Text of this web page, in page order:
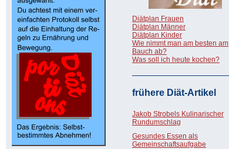
Diätplan Frauen
Diätplan Männer
Diätplan Kinder
Wie nimmt man am besten am
Bauch ab?
Was soll ich heute kochen?
frühere Diät-Artikel
Jakob Strobels Kulinarischer
Rundumschlag
Gesundes Essen als
Gemeinschaftsaufgabe